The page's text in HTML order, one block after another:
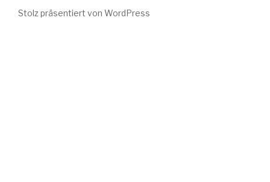
Stolz präsentiert von WordPress